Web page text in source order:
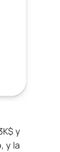
y
y la